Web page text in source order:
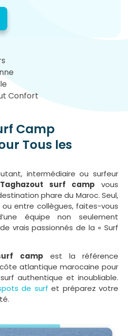
Confort
Camp
Tous les
intermédiaire ou surfeur
aghazout surf camp vous
phare du Maroc. Seul,
entre collègues, faites-vous
équipe non seulement
vrais passionnés de la « Surf
camp est la référence
atlantique marocaine pour
authentique et inoubliable.
de surf et préparez votre